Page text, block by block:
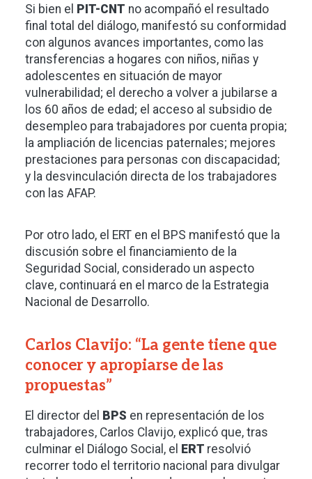
Si bien el PIT-CNT no acompañó el resultado
final total del diálogo, manifestó su conformidad
con algunos avances importantes, como las
transferencias a hogares con niños, niñas y
adolescentes en situación de mayor
vulnerabilidad; el derecho a volver a jubilarse a
los 60 años de edad; el acceso al subsidio de
desempleo para trabajadores por cuenta propia;
la ampliación de licencias paternales; mejores
prestaciones para personas con discapacidad;
y la desvinculación directa de los trabajadores
con las AFAP.
Por otro lado, el ERT en el BPS manifestó que la
discusión sobre el financiamiento de la
Seguridad Social, considerado un aspecto
clave, continuará en el marco de la Estrategia
Nacional de Desarrollo.
Carlos Clavijo: “La gente tiene que
conocer y apropiarse de las
propuestas”
El director del BPS en representación de los
trabajadores, Carlos Clavijo, explicó que, tras
culminar el Diálogo Social, el
ERT resolvió
recorrer todo el territorio nacional para divulgar